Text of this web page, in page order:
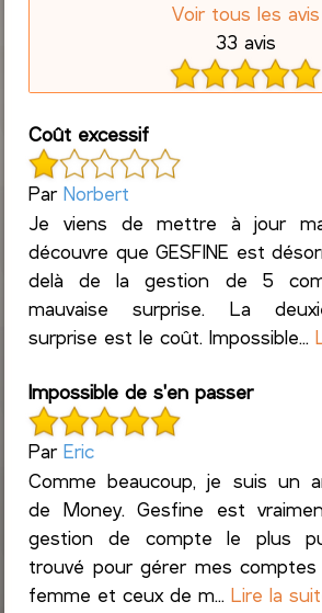
Voir tous les avis
33 avis
Coût excessif
ParNorbert
Je viens de mettre à jour
découvre que GESFINE est
delà de la gestion de 5
mauvaise surprise. La
surprise est le coût. Impossible...
Impossible de s'en passer
ParEric
Comme beaucoup, je suis un
de Money. Gesfine est
gestion de compte le plus
trouvé pour gérer mes
femme et ceux de m...Lire la